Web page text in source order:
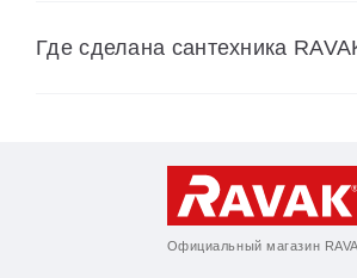
Где сделана сантехника
Официальный магазин